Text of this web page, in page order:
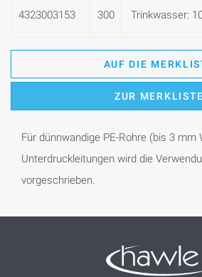
4323003153 300 Trinkwasser:
AUF DIE
ZUR MERKLISTE
Für dünnwandige PE-Rohre (bis 3
Unterdruckleitungen wird die
vorgeschrieben.